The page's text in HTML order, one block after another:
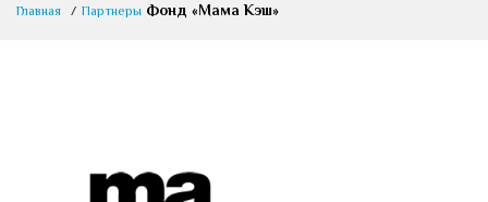
Главная Партнеры Фонд «Мама Кэш»